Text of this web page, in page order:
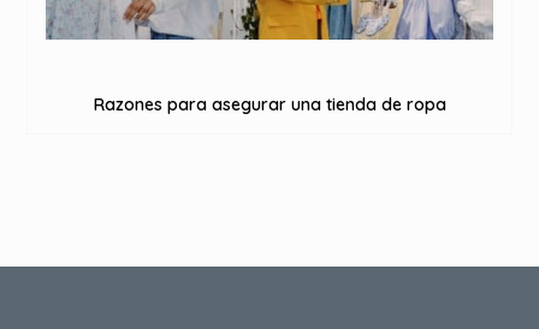
Razones para asegurar una tienda de ropa